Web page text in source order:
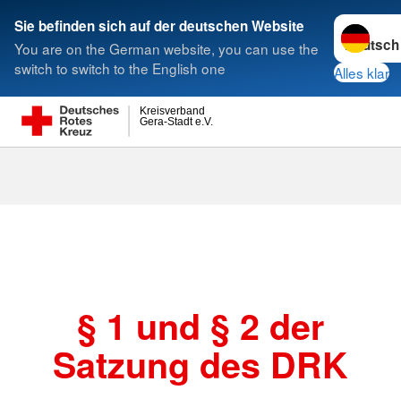
Sie befinden sich auf der deutschen Website
You are on the German website, you can use the
switch to switch to the English one
Sprache
Alles klar
Gera-Stadt e.V.
Kreisverband
Suche
§ 1 und § 2 der
Satzung des DRK